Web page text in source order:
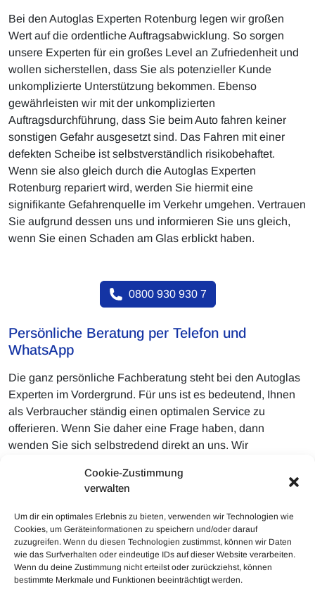
Cookie-Zustimmung
verwalten
Um dir ein optimales Erlebnis zu bieten, verwenden wir Technologien wie
Cookies, um Geräteinformationen zu speichern und/oder darauf
zuzugreifen. Wenn du diesen Technologien zustimmst, können wir Daten
wie das Surfverhalten oder eindeutige IDs auf dieser Website verarbeiten.
Wenn du deine Zustimmung nicht erteilst oder zurückziehst, können
bestimmte Merkmale und Funktionen beeinträchtigt werden.
Bei den Autoglas Experten Rotenburg legen wir großen
Wert auf die ordentliche Auftragsabwicklung. So sorgen
unsere Experten für ein großes Level an Zufriedenheit und
wollen sicherstellen, dass Sie als potenzieller Kunde
unkomplizierte Unterstützung bekommen. Ebenso
gewährleisten wir mit der unkomplizierten
Auftragsdurchführung, dass Sie beim Auto fahren keiner
sonstigen Gefahr ausgesetzt sind. Das Fahren mit einer
defekten Scheibe ist selbstverständlich risikobehaftet.
Wenn sie also gleich durch die Autoglas Experten
Rotenburg repariert wird, werden Sie hiermit eine
signifikante Gefahrenquelle im Verkehr umgehen. Vertrauen
Sie aufgrund dessen uns und informieren Sie uns gleich,
wenn Sie einen Schaden am Glas erblickt haben.
0800 930 930 7
Persönliche Beratung per Telefon und
WhatsApp
Die ganz persönliche Fachberatung steht bei den Autoglas
Experten im Vordergrund. Für uns ist es bedeutend, Ihnen
als Verbraucher ständig einen optimalen Service zu
offerieren. Wenn Sie daher eine Frage haben, dann
wenden Sie sich selbstredend direkt an uns. Wir
uns ebenfalls Photos vom Steinschlag senden, damit die
Autoglas Experten Ihnen umgehend eine ganz persönliche
Beurteilung hierzu geben.